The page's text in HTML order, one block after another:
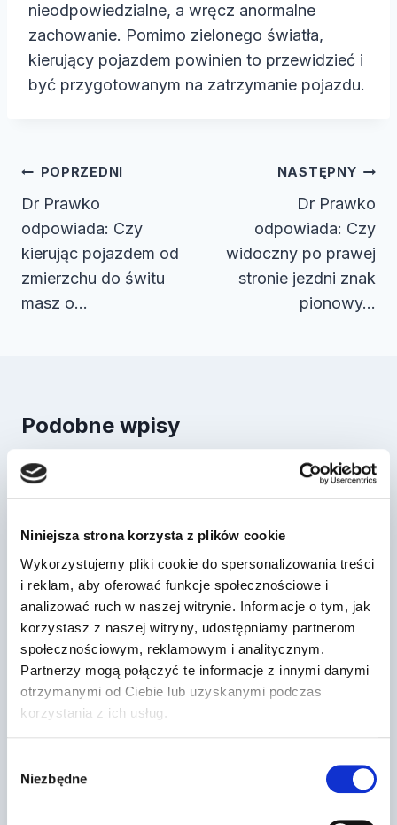
Niniejsza strona korzysta z plików cookie
Wykorzystujemy pliki cookie do spersonalizowania treści
i reklam, aby oferować funkcje społecznościowe i
analizować ruch w naszej witrynie. Informacje o tym, jak
korzystasz z naszej witryny, udostępniamy partnerom
społecznościowym, reklamowym i analitycznym.
Partnerzy mogą połączyć te informacje z innymi danymi
otrzymanymi od Ciebie lub uzyskanymi podczas
korzystania z ich usług.
zgody
Niezbędne
nieodpowiedzialne, a wręcz anormalne
zachowanie. Pomimo zielonego światła,
kierujący pojazdem powinien to przewidzieć i
być przygotowanym na zatrzymanie pojazdu.
Nawigacja
wpisu
POPRZEDNI
Dr Prawko
odpowiada: Czy
kierując pojazdem od
zmierzchu do świtu
masz o…
NASTĘPNY
Dr Prawko
odpowiada: Czy
widoczny po prawej
stronie jezdni znak
pionowy…
Podobne wpisy
Jazda na „suwak”
Przez 2022-03-27